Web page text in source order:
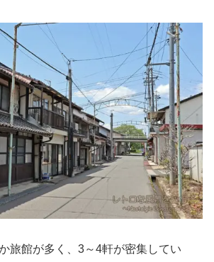
旅館が多く、3～4軒が密集してい